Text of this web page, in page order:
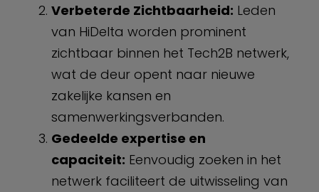
Verbeterde Zichtbaarheid: Leden
van HiDelta worden prominent
zichtbaar binnen het Tech2B netwerk,
wat de deur opent naar nieuwe
zakelijke kansen en
samenwerkingsverbanden.
Gedeelde expertise en
capaciteit: Eenvoudig zoeken in het
netwerk faciliteert de uitwisseling van